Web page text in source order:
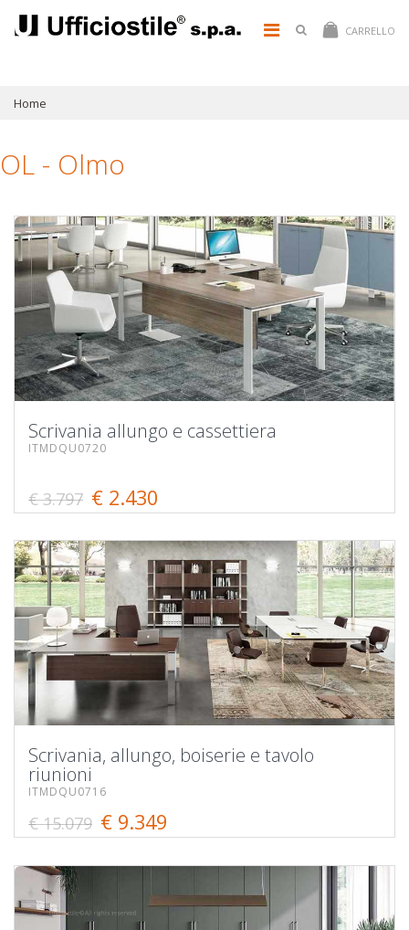
CARRELLO
Home
OL - Olmo
Scrivania allungo e cassettiera
ITMDQU0720
€ 3.797 € 2.430
Scrivania, allungo, boiserie e tavolo
riunioni
ITMDQU0716
€ 15.079 € 9.349